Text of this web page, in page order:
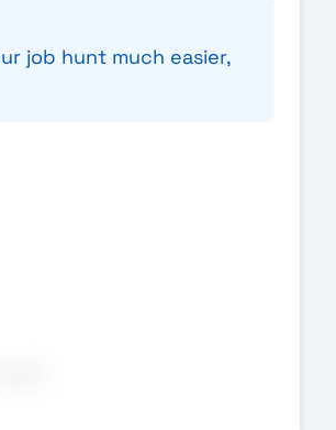
job hunt much easier,